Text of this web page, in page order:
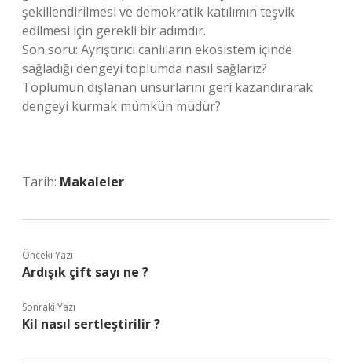
şekillendirilmesi ve demokratik katılımın teşvik
edilmesi için gerekli bir adımdır.
Son soru: Ayrıştırıcı canlıların ekosistem içinde
sağladığı dengeyi toplumda nasıl sağlarız?
Toplumun dışlanan unsurlarını geri kazandırarak
dengeyi kurmak mümkün müdür?
Tarih: Makaleler
Önceki Yazı
Ardışık çift sayı ne ?
Sonraki Yazı
Kil nasıl sertleştirilir ?